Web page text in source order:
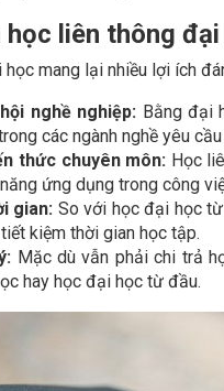
học liên thông
mang lại nhiều lợi ích
nghề nghiệp: Bằng đại
các ngành nghề yêu
thức chuyên môn: Học
ứng dụng trong công
gian: So với học đại học
kiệm thời gian học tập.
Mặc dù vẫn phải chi trả
hay học đại học từ đầu.